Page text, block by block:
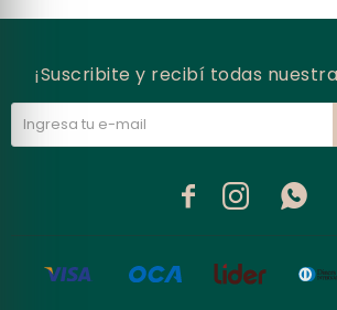
¡Suscribite y recibí todas
  